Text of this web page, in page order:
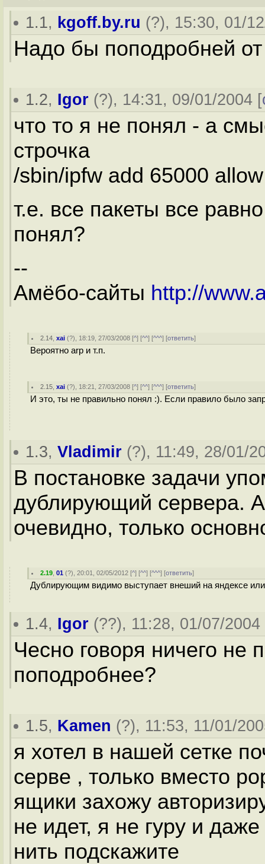
1.1, kgoff.by.ru (?), 15:30, 01/
Надо бы поподробней
1.2, Igor (?), 14:31, 09/01/2004 [
что то я не понял - а
строчка
/sbin/ipfw add 65000
т.е. все пакеты все
понял?
--
Амёбо-сайты http://
2.14 ,xai (?), 18:19, 27/03/2008 [^] [^^] [^^^] [ответить]
Вероятно arp и т.п.
2.15 ,xai (?), 18:21, 27/03/2008 [^] [^^] [^^^] [ответить]
И это, ты не правильно понял :). Если правило было
1.3,Vladimir (?), 11:49, 28/01/
В постановке задачи
дублирующий сервера.
очевидно, только
2.19 ,01 (?), 20:01, 02/05/2012 [^] [^^] [^^^] [ответить]
Дублирующим видимо выступает внеший на яндексе
1.4, Igor (??), 11:28, 01/07/2004
Чесно говоря ничего не
поподробнее?
1.5, Kamen (?), 11:53, 11/01/
я хотел в нашей сетке
серве , только вместо
ящики захожу
не идет, я не гуру и
нить подскажите